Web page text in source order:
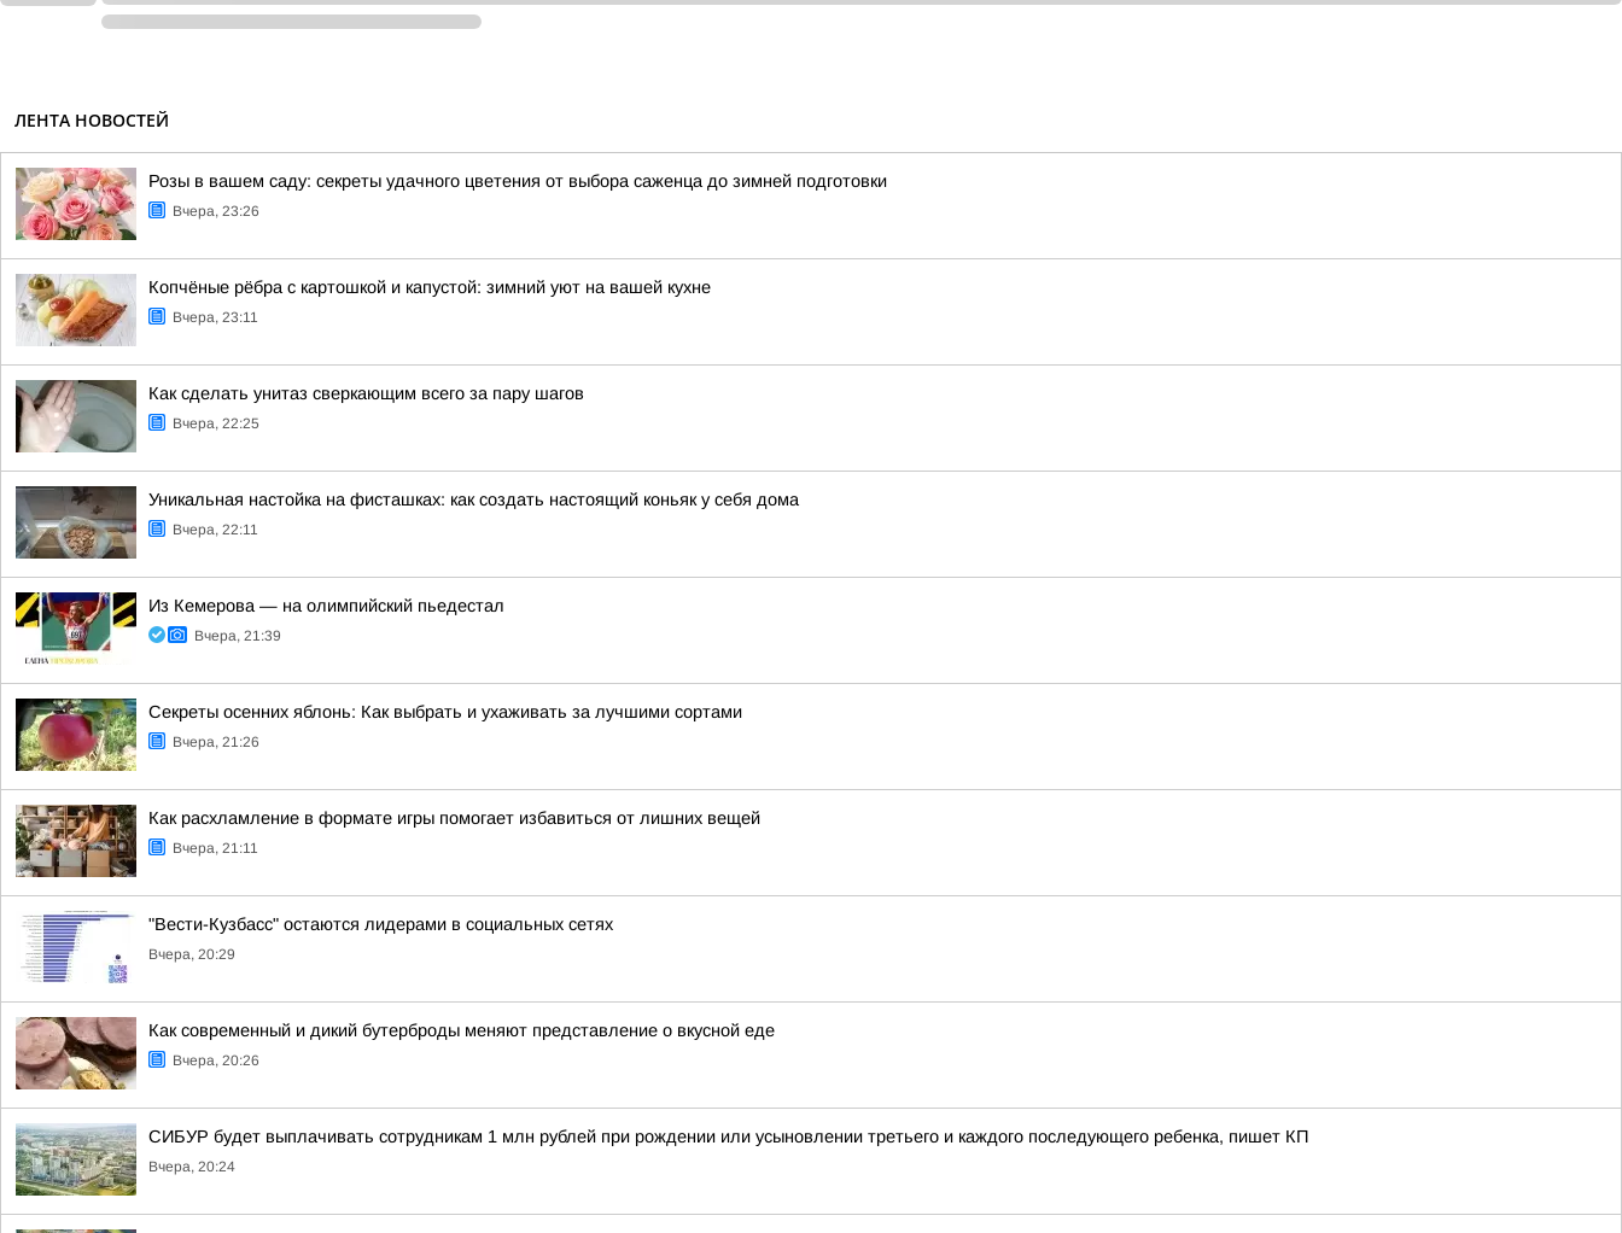
ЛЕНТА НОВОСТЕЙ
Розы в вашем саду: секреты удачного цветения от выбора саженца до зимней подготовки
Вчера, 23:26
Копчёные рёбра с картошкой и капустой: зимний уют на вашей кухне
Вчера, 23:11
Как сделать унитаз сверкающим всего за пару шагов
Вчера, 22:25
Уникальная настойка на фисташках: как создать настоящий коньяк у себя дома
Вчера, 22:11
Из Кемерова — на олимпийский пьедестал
Вчера, 21:39
Секреты осенних яблонь: Как выбрать и ухаживать за лучшими сортами
Вчера, 21:26
Как расхламление в формате игры помогает избавиться от лишних вещей
Вчера, 21:11
"Вести-Кузбасс" остаются лидерами в социальных сетях
Вчера, 20:29
Как современный и дикий бутерброды меняют представление о вкусной еде
Вчера, 20:26
СИБУР будет выплачивать сотрудникам 1 млн рублей при рождении или усыновлении третьего и каждого последующего ребенка, пишет КП
Вчера, 20:24